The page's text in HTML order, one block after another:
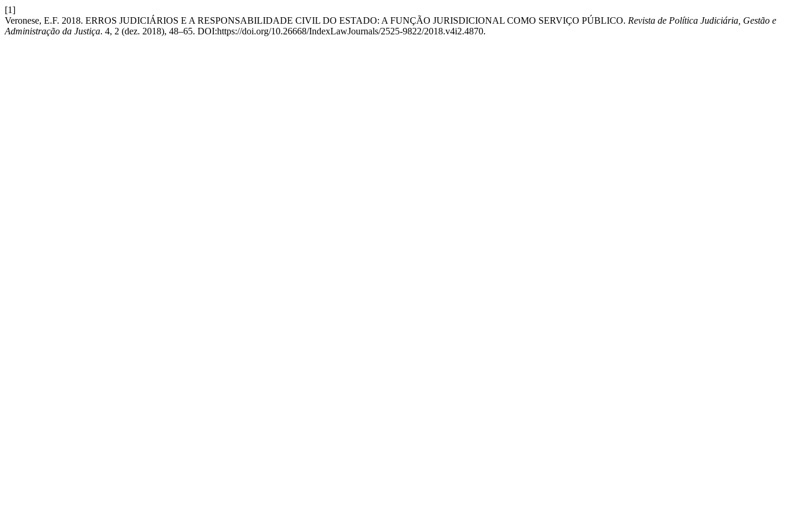
[1]
Veronese, E.F. 2018. ERROS JUDICIÁRIOS E A RESPONSABILIDADE CIVIL DO ESTADO: A FUNÇÃO JURISDICIONAL COMO SERVIÇO PÚBLICO. Revista de Política Judiciária, Gestão e
Administração da Justiça. 4, 2 (dez. 2018), 48–65. DOI:https://doi.org/10.26668/IndexLawJournals/2525-9822/2018.v4i2.4870.